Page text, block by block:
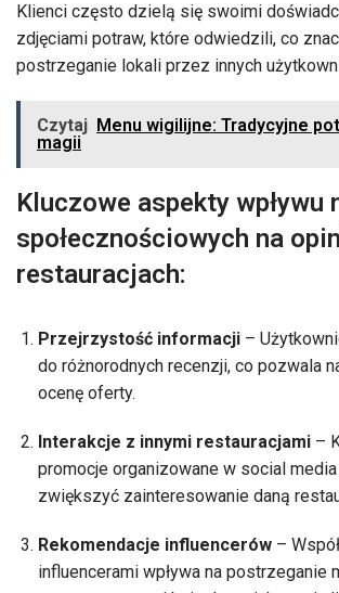
Klienci często dzielą się swoimi
zdjęciami potraw, które odwiedzili, co
postrzeganie lokali przez innych
Czytaj Menu wigilijne: Tradycyjne
magii
Kluczowe aspekty wpływu
społecznościowych na
restauracjach:
Przejrzystość informacji –
do różnorodnych recenzji, co pozwala
ocenę oferty.
Interakcje z innymi restauracjami –
promocje organizowane w social
zwiększyć zainteresowanie daną
Rekomendacje influencerów –
influencerami wpływa na postrzeganie